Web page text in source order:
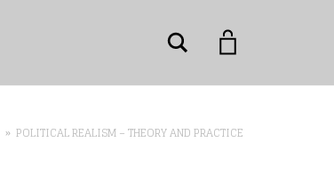
Szukaj
» POLITICAL REALISM – THEORY AND PRACTICE